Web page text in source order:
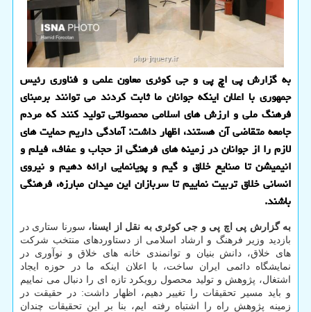
به گزارش پی اچ پی و جی کوئری معاون علمی و فناوری رئیس
جمهوری با اعلان اینکه جوانان ما ثابت کردند می توانند برمبنای
فرهنگ ملی و ارزش های اسلامی محصولاتی تولید کنند که مردم
جامعه متقاضی آن هستند، اظهار داشت: آمادگی داریم حمایت های
لازم را از جوانان در زمینه های فرهنگی از حجاب و عفاف، فیلم و
انیمیشن تا صنایع خلاق و گیم و پویانمایی ارائه دهیم و نیروی
انسانی خلاق تربیت نماییم تا سربازان این میدان مبارزه، فرهنگی
باشند.
به گزارش پی اچ پی و جی کوئری به نقل از ایسنا، سورنا ستاری در
بازدید وزیر فرهنگ و ارشاد اسلامی از دستاوردهای منتخب شرکت
های خلاق، دانش بنیان و توانمندی خانه های خلاق و نوآوری در
نمایشگاه دائمی ایران ساخت، با اعلان اینکه ما در حوزه ایجاد
اشتغال، پژوهش و تولید محصول رویکرد تازه ای را دنبال می نماییم
و باید مسیر تحقیقات را تغییر دهیم، اظهار داشت: در حقیقت در
زمینه پژوهش راه را اشتباه رفته ایم، بنا بر این تحقیقات چندان